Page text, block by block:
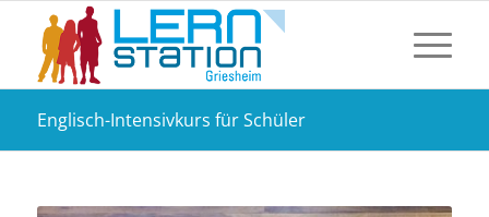
Englisch-Intensivkurs für Schüler